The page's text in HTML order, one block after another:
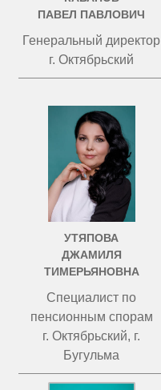
ПАВЕЛ ПАВЛОВИЧ
Генеральный директор
г. Октябрьский
УТЯПОВА
ДЖАМИЛЯ
ТИМЕРЬЯНОВНА
Специалист по
пенсионным спорам
г. Октябрьский, г.
Бугульма